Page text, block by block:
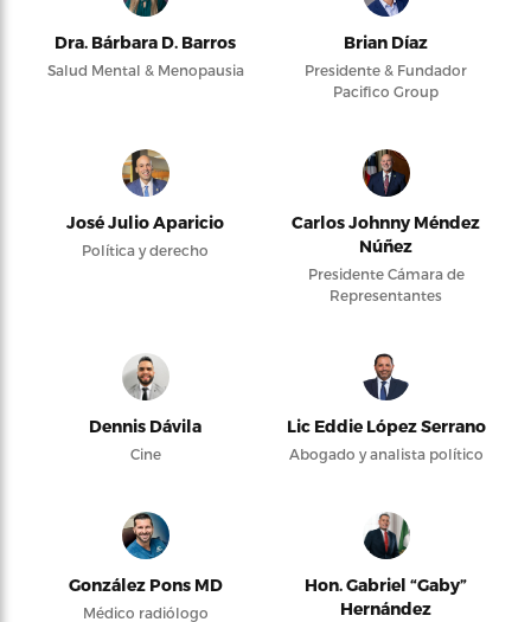
Dra. Bárbara D. Barros
Salud Mental & Menopausia
Brian Díaz
Presidente & Fundador
Pacifico Group
José Julio Aparicio
Política y derecho
Carlos Johnny Méndez
Núñez
Presidente Cámara de
Representantes
Dennis Dávila
Cine
Lic Eddie López Serrano
Abogado y analista político
González Pons MD
Médico radiólogo
Hon. Gabriel “Gaby”
Hernández